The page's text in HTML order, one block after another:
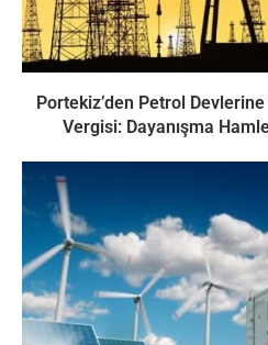
Portekiz’den Petrol
Vergisi: Dayanışma